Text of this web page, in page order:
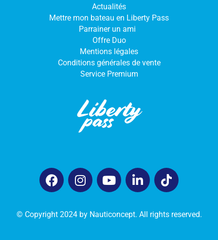
Actualités
Mettre mon bateau en Liberty Pass
Parrainer un ami
Offre Duo
Mentions légales
Conditions générales de vente
Service Premium
© Copyright 2024 by Nauticoncept. All rights reserved.